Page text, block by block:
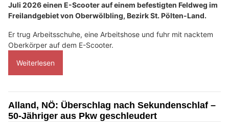
Juli 2026 einen E-Scooter auf einem befestigten Feldweg im
Freilandgebiet von Oberwölbling, Bezirk St. Pölten-Land.
Er trug Arbeitsschuhe, eine Arbeitshose und fuhr mit nacktem
Oberkörper auf dem E-Scooter.
Weiterlesen
Alland, NÖ: Überschlag nach Sekundenschlaf –
50-Jähriger aus Pkw geschleudert